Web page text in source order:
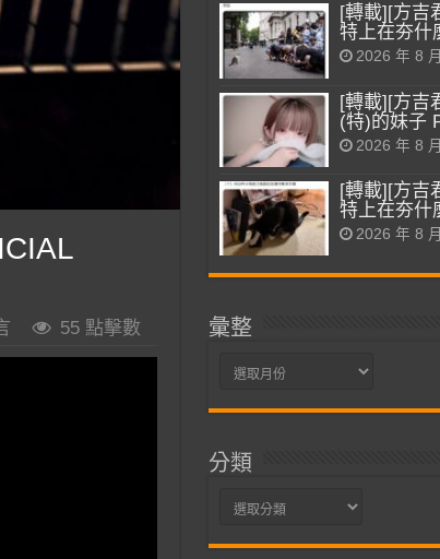
55 點擊數
[轉載][方吉
特上在夯什
2026 年 8
[轉載][方吉
(特)的妹子
2026 年 8
[轉載][方吉
特上在夯什
2026 年 8
彙整
彙
分類
分